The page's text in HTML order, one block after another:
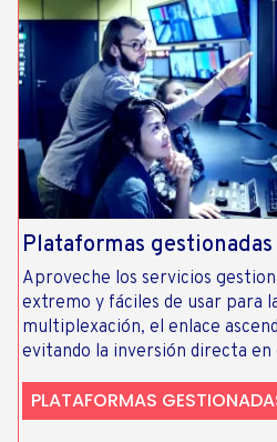
Plataformas gestionadas
Aproveche los servicios
extremo y fáciles de usar para
multiplexación, el enlace
evitando la inversión directa en
PLATAFORMAS